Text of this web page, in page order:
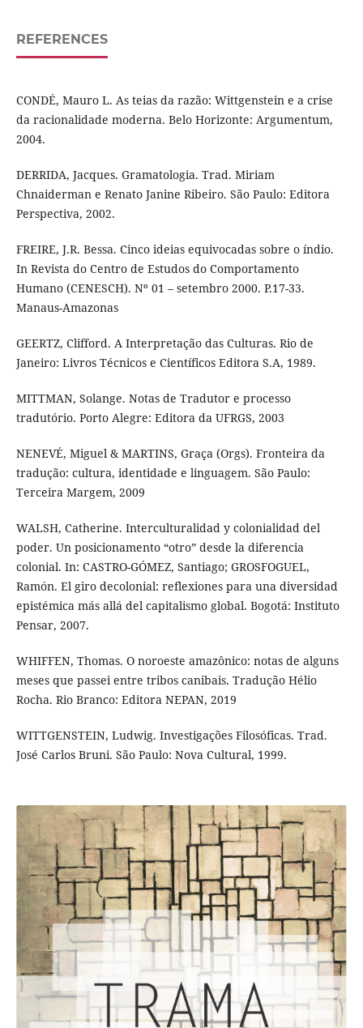
REFERENCES
CONDÉ, Mauro L. As teias da razão: Wittgenstein e a crise
da racionalidade moderna. Belo Horizonte: Argumentum,
2004.
DERRIDA, Jacques. Gramatologia. Trad. Miriam
Chnaiderman e Renato Janine Ribeiro. São Paulo: Editora
Perspectiva, 2002.
FREIRE, J.R. Bessa. Cinco ideias equivocadas sobre o índio.
In Revista do Centro de Estudos do Comportamento
Humano (CENESCH). Nº 01 – setembro 2000. P.17-33.
Manaus-Amazonas
GEERTZ, Clifford. A Interpretação das Culturas. Rio de
Janeiro: Livros Técnicos e Científicos Editora S.A, 1989.
MITTMAN, Solange. Notas de Tradutor e processo
tradutório. Porto Alegre: Editora da UFRGS, 2003
NENEVÉ, Miguel & MARTINS, Graça (Orgs). Fronteira da
tradução: cultura, identidade e linguagem. São Paulo:
Terceira Margem, 2009
WALSH, Catherine. Interculturalidad y colonialidad del
poder. Un posicionamento “otro” desde la diferencia
colonial. In: CASTRO-GÓMEZ, Santiago; GROSFOGUEL,
Ramón. El giro decolonial: reflexiones para una diversidad
epistémica más allá del capitalismo global. Bogotá: Instituto
Pensar, 2007.
WHIFFEN, Thomas. O noroeste amazônico: notas de alguns
meses que passei entre tribos canibais. Tradução Hélio
Rocha. Rio Branco: Editora NEPAN, 2019
WITTGENSTEIN, Ludwig. Investigações Filosóficas. Trad.
José Carlos Bruni. São Paulo: Nova Cultural, 1999.